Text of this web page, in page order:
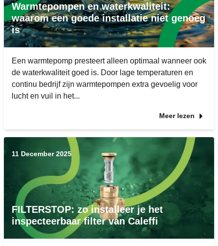
Warmtepompen en waterkwaliteit:
waarom een goede installatie niet genoeg
is
Een warmtepomp presteert alleen optimaal wanneer ook
de waterkwaliteit goed is. Door lage temperaturen en
continu bedrijf zijn warmtepompen extra gevoelig voor
lucht en vuil in het...
Meer lezen
11 December 2025
FILTERSTOP: zo installeer je het
inspecteerbaar filter van Caleffi